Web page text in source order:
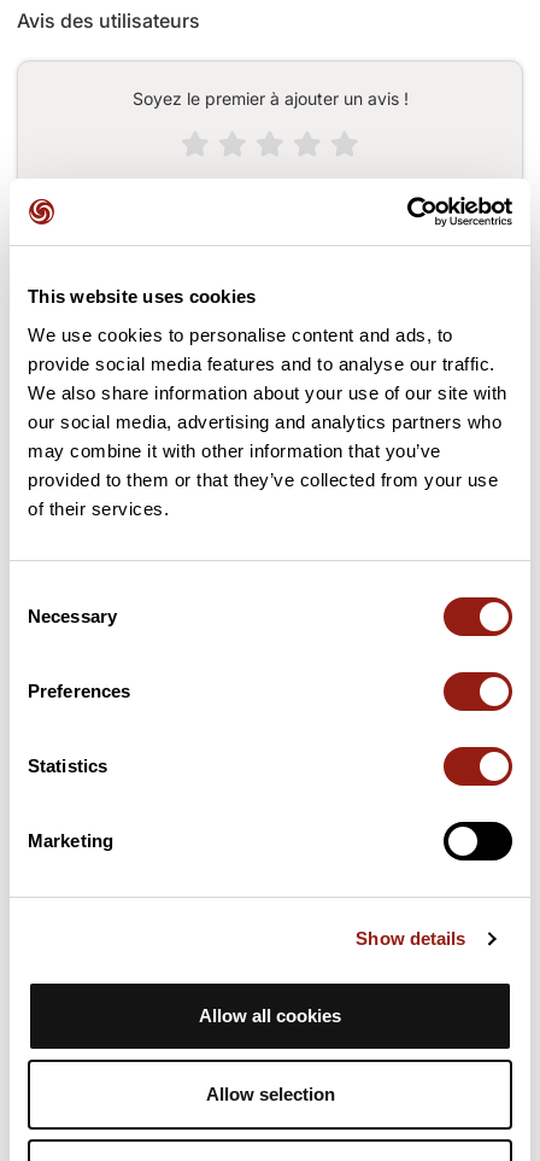
This website uses cookies
We use cookies to personalise content and ads, to
provide social media features and to analyse our traffic.
We also share information about your use of our site with
our social media, advertising and analytics partners who
may combine it with other information that you’ve
provided to them or that they’ve collected from your use
of their services.
Selection
Necessary
Preferences
Statistics
Marketing
Show details
Allow all cookies
Allow selection
Avis des utilisateurs
Soyez le premier à ajouter un avis !
Cols le long du parcours
240 m
Bocca di Campianu 533 m
30 km
39 km Bocca di Sopranellu 575 m
50 km
62 km
Découvrez ce parcours de vélo de 94,5 km à proximité de
1870m. Prévoyez environ 4 heures et 54 minutes pour réaliser
Date de création du parcours: 31 janvier 2020 à 16:58:53.
Dernière modification de la fiche parcours: 24 décembre 2023 à